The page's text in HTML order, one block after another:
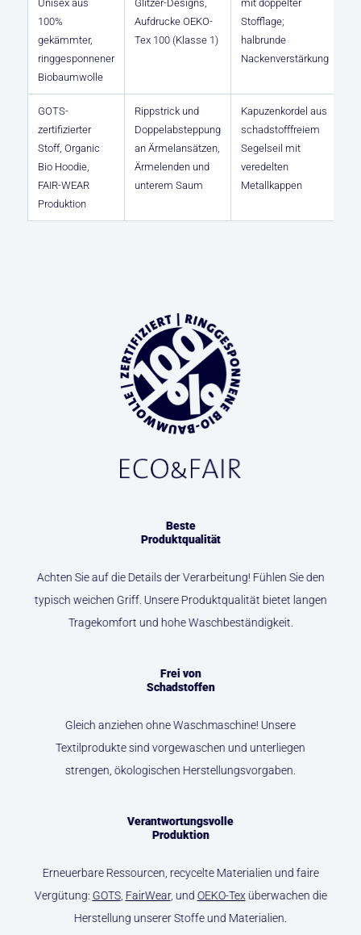
Unisex aus
100%
gekämmter,
ringgesponnener
Biobaumwolle
Glitzer-Designs,
Aufdrucke OEKO-
Tex 100 (Klasse 1)
mit doppelter
Stofflage;
halbrunde
Nackenverstärkung
GOTS-
zertifizierter
Stoff, Organic
Bio Hoodie,
FAIR-WEAR
Produktion
Rippstrick und
Doppelabsteppung
an Ärmelansätzen,
Ärmelenden und
unterem Saum
Kapuzenkordel aus
schadstofffreiem
Segelseil mit
veredelten
Metallkappen
Beste
Produktqualität
Achten Sie auf die Details der Verarbeitung! Fühlen Sie den
typisch weichen Griff. Unsere Produktqualität bietet langen
Tragekomfort und hohe Waschbeständigkeit.
Frei von
Schadstoffen
Gleich anziehen ohne Waschmaschine! Unsere
Textilprodukte sind vorgewaschen und unterliegen
strengen, ökologischen Herstellungsvorgaben.
Verantwortungsvolle
Produktion
Erneuerbare Ressourcen, recycelte Materialien und faire
Vergütung: GOTS, FairWear, und OEKO-Texüberwachen die
Herstellung unserer Stoffe und Materialien.